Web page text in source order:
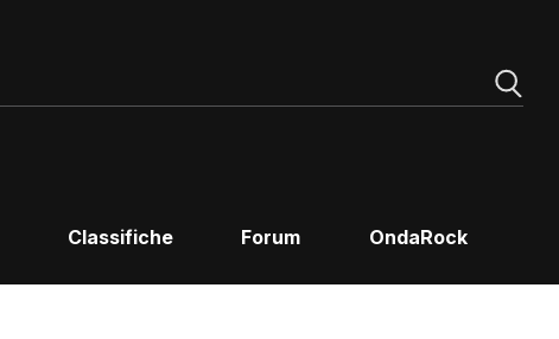
Classifiche Forum OndaRock